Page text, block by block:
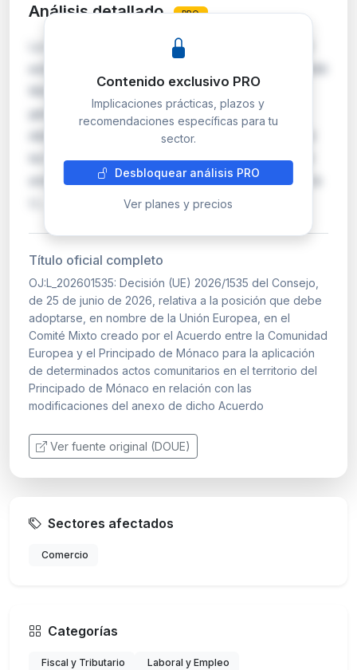
Análisis detallado PRO
La Decisión del Consejo de 25 de junio de 2026
establece la posición oficial de la UE en el Comité
Mixto UE-Mónaco, órgano encargado de
gestionar el acuerdo que permite extender
determinados actos normativos comunitarios al
territorio monegasco. La modificación afecta al
anexo del acuerdo, que enumera los actos de la
Contenido exclusivo PRO
Implicaciones prácticas, plazos y
recomendaciones específicas para tu
sector.
Desbloquear análisis PRO
Ver planes y precios
Título oficial completo
OJ:L_202601535: Decisión (UE) 2026/1535 del Consejo,
de 25 de junio de 2026, relativa a la posición que debe
adoptarse, en nombre de la Unión Europea, en el
Comité Mixto creado por el Acuerdo entre la Comunidad
Europea y el Principado de Mónaco para la aplicación
de determinados actos comunitarios en el territorio del
Principado de Mónaco en relación con las
modificaciones del anexo de dicho Acuerdo
Ver fuente original (DOUE)
Sectores afectados
Comercio
Categorías
Fiscal y Tributario
Laboral y Empleo